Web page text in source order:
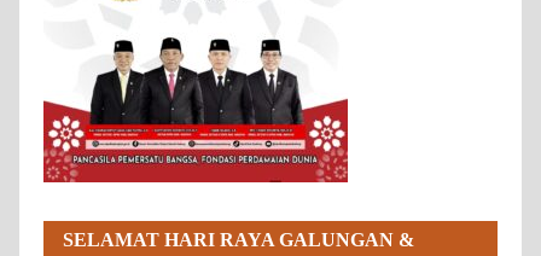
SELAMAT HARI RAYA GALUNGAN &